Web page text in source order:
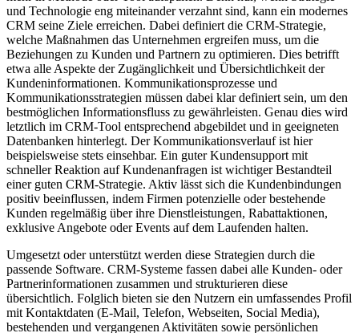
und Technologie eng miteinander verzahnt sind, kann ein modernes
CRM seine Ziele erreichen. Dabei definiert die CRM-Strategie,
welche Maßnahmen das Unternehmen ergreifen muss, um die
Beziehungen zu Kunden und Partnern zu optimieren. Dies betrifft
etwa alle Aspekte der Zugänglichkeit und Übersichtlichkeit der
Kundeninformationen. Kommunikationsprozesse und
Kommunikationsstrategien müssen dabei klar definiert sein, um den
bestmöglichen Informationsfluss zu gewährleisten. Genau dies wird
letztlich im CRM-Tool entsprechend abgebildet und in geeigneten
Datenbanken hinterlegt. Der Kommunikationsverlauf ist hier
beispielsweise stets einsehbar. Ein guter Kundensupport mit
schneller Reaktion auf Kundenanfragen ist wichtiger Bestandteil
einer guten CRM-Strategie. Aktiv lässt sich die Kundenbindungen
positiv beeinflussen, indem Firmen potenzielle oder bestehende
Kunden regelmäßig über ihre Dienstleistungen, Rabattaktionen,
exklusive Angebote oder Events auf dem Laufenden halten.
Umgesetzt oder unterstützt werden diese Strategien durch die
passende Software. CRM-Systeme fassen dabei alle Kunden- oder
Partnerinformationen zusammen und strukturieren diese
übersichtlich. Folglich bieten sie den Nutzern ein umfassendes Profil
mit Kontaktdaten (E-Mail, Telefon, Webseiten, Social Media),
bestehenden und vergangenen Aktivitäten sowie persönlichen